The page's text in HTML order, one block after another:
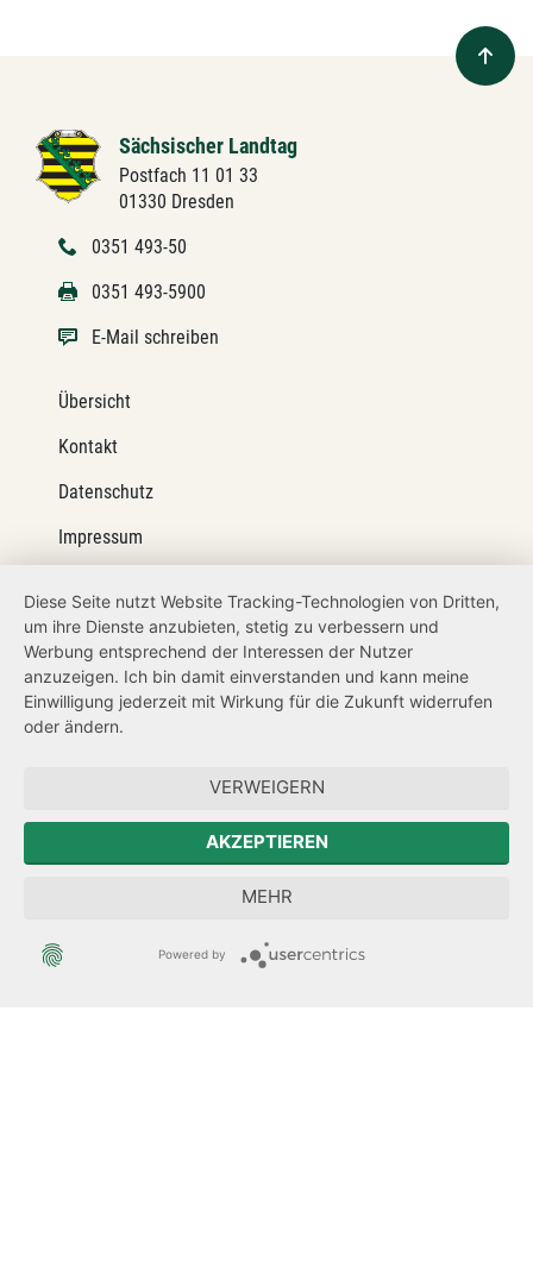
Sächsischer Landtag
Postfach 11 01 33
01330 Dresden
0351 493-50
0351 493-5900
E-Mail schreiben
Übersicht
Kontakt
Datenschutz
Impressum
Netiquette
Transparenzanspruch
Hinweisgeberschutz
Forum Mitteleuropa
Der Sächsische Integrationsbeauftragte
Sächsische Landesbeauftragte zur Aufarbeitung der SED-
Diese Seite nutzt Website Tracking-Technologien von Dritten,
um ihre Dienste anzubieten, stetig zu verbessern und
Werbung entsprechend der Interessen der Nutzer
anzuzeigen. Ich bin damit einverstanden und kann meine
Einwilligung jederzeit mit Wirkung für die Zukunft widerrufen
oder ändern.
VERWEIGERN
AKZEPTIEREN
MEHR
Powered by